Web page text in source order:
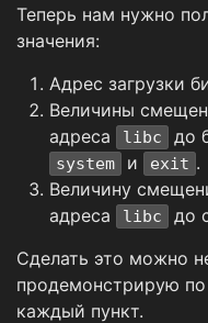
Теперь нам нужно
значения:
Адрес загрузки
Величины
адреса
libc до
system и exit .
Величину
адреса
libc до
Сделать это можно
продемонстрирую
каждый пункт.